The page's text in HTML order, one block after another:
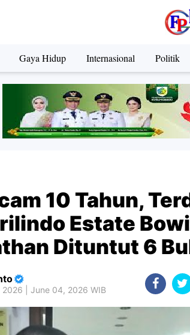
Gaya Hidup Internasional Politik
10 Tahun,
Estate
Dituntut 6
2026 | June 04, 2026 WIB